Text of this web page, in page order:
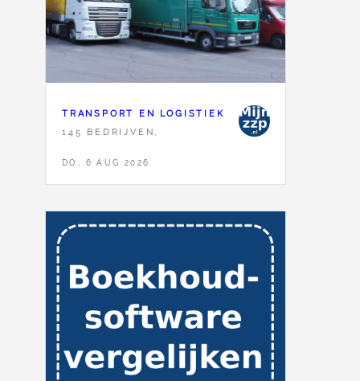
TRANSPORT EN LOGISTIEK
145 BEDRIJVEN,
DO, 6 AUG 2026